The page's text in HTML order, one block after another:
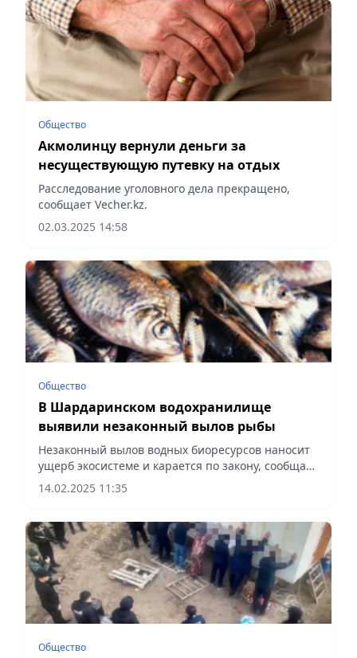
Общество
Акмолинцу вернули деньги за
несуществующую путевку на отдых
Расследование уголовного дела прекращено,
сообщает Vecher.kz.
02.03.2025 14:58
Общество
В Шардаринском водохранилище
выявили незаконный вылов рыбы
Незаконный вылов водных биоресурсов наносит
ущерб экосистеме и карается по закону, сообщает
Vecher.kz.
14.02.2025 11:35
Общество